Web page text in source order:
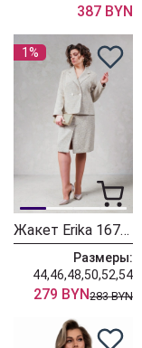
387 BYN
1%
Жакет Erika 1679-1 бежевый
Размеры:
44,46,48,50,52,54
279 BYN283 BYN